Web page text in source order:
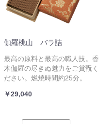
伽羅桃山 バラ詰
最高の原料と最高の職人技。香
木伽羅の尽きぬ魅力をご賞翫く
ださい。燃焼時間約25分。
￥29,040